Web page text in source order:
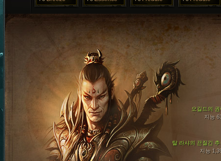
탈 라샤의 끈질긴 추
지능
오길드의 권
지능